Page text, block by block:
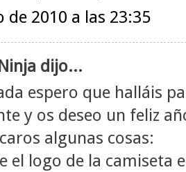
de 2010 a las 23:35
dijo...
espero que halláis
y os deseo un feliz
algunas cosas:
el logo de la camiseta